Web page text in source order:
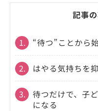
記事
1. “待つ”ことから
2. はやる気持ちを
3.
待つだけで、子
になる